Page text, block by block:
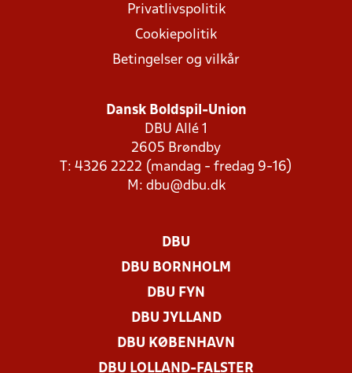
Privatlivspolitik
Cookiepolitik
Betingelser og vilkår
Dansk Boldspil-Union
DBU Allé 1
2605 Brøndby
T: 4326 2222 (mandag - fredag 9-16)
M: dbu@dbu.dk
DBU
DBU BORNHOLM
DBU FYN
DBU JYLLAND
DBU KØBENHAVN
DBU LOLLAND-FALSTER